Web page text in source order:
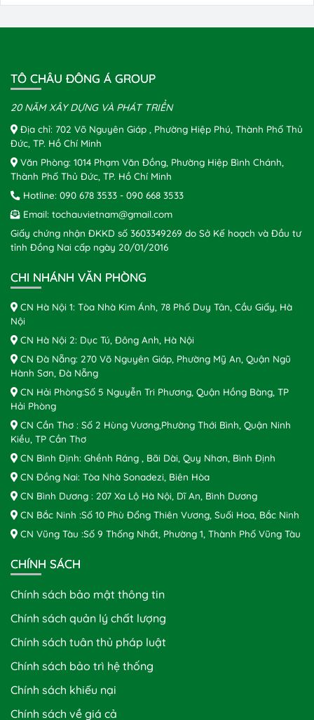
TÔ CHÂU ĐÔNG Á GROUP
20 NĂM XÂY DỰNG VÀ PHÁT TRIỂN
Địa chỉ: 702 Võ Nguyên Giáp , Phường Hiệp Phú, Thành Phố Thủ
Đức, TP. Hồ Chí Minh
Văn Phòng: 1014 Phạm Văn Đồng, Phường Hiệp Bình Chánh,
Thành Phố Thủ Đức, TP. Hồ Chí Minh
Hotline: 090 678 3533 - 090 668 3533
Email: tochauvietnam@gmail.com
Giấy chứng nhận ĐKKD số 3603349269 do Sở Kế hoạch và Đầu tư
tỉnh Đồng Nai cấp ngày 20/01/2016
CHI NHÁNH VĂN PHÒNG
CN Hà Nội 1: Tòa Nhà Kim Ánh, 78 Phố Duy Tân, Cầu Giấy, Hà
Nội
CN Hà Nội 2: Dục Tú, Đông Anh, Hà Nội
CN Đà Nẵng: 270 Võ Nguyên Giáp, Phường Mỹ An, Quận Ngũ
Hành Sơn, Đà Nẵng
CN Hải Phòng:Số 5 Nguyễn Tri Phương, Quận Hồng Bàng, TP
Hải Phòng
CN Cần Thơ : Số 2 Hùng Vương,Phường Thới Bình, Quận Ninh
Kiều, TP Cần Thơ
CN Bình Định: Ghềnh Ráng , Bãi Dài, Quy Nhơn, Bình Định
CN Đồng Nai: Tòa Nhà Sonadezi, Biên Hòa
CN Bình Dương : 207 Xa Lộ Hà Nội, Dĩ An, Bình Dương
CN Bắc Ninh :Số 10 Phù Đổng Thiên Vương, Suối Hoa, Bắc Ninh
CN Vũng Tàu :Số 9 Thống Nhất, Phường 1, Thành Phố Vũng Tàu
CHÍNH SÁCH
Chính sách bảo mật thông tin
Chính sách quản lý chất lượng
Chính sách tuân thủ pháp luật
Chính sách bảo trì hệ thống
Chính sách khiếu nại
Chính sách về giá cả